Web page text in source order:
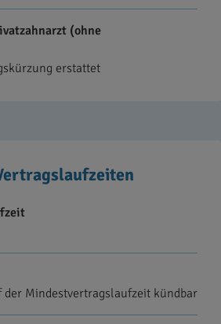
(ohne
erstattet
der Mindestvertragslaufzeit kündbar